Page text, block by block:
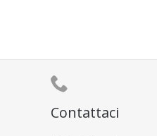

Contattaci